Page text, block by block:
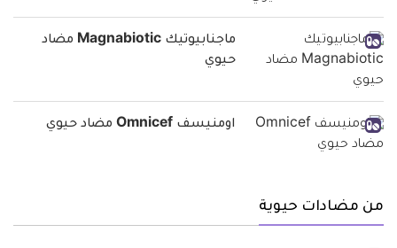
ماجنابيوتيك Magnabiotic مضاد
حيوي
اومنيسف Omnicef مضاد حيوي
من مضادات حيوية